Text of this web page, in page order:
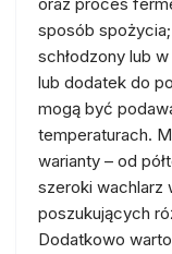
sposób
schłodzony lub
lub dodatek do
mogą być
temperaturach.
warianty – od
szeroki wachlarz
poszukujących
Dodatkowo